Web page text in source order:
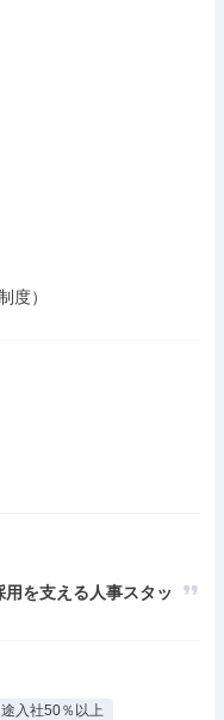
度）
用を支える人事スタッ
入社50％以上